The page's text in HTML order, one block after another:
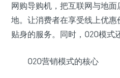
网购导购机，把互联网与地
地。让消费者在享受线上优
贴身的服务。同时，O2O模式
O2O营销模式的核心